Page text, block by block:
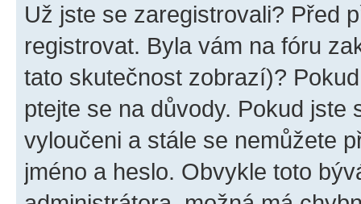
Už jste se zaregistrovali? Před
registrovat. Byla vám na fóru
tato skutečnost zobrazí)?
ptejte se na důvody. Pokud jste
vyloučeni a stále se nemůžete
jméno a heslo. Obvykle toto